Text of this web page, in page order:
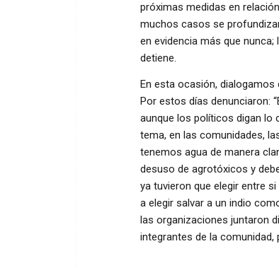
próximas medidas en
muchos casos se
en evidencia más que
detiene.
En esta ocasión, dialogamos
Por estos días denunciaron:
aunque los políticos digan lo
tema, en las comunidades,
tenemos agua de manera
desuso de agrotóxicos y
ya tuvieron que elegir entre
a elegir salvar a un indio
las organizaciones juntaron
integrantes de la comunidad,